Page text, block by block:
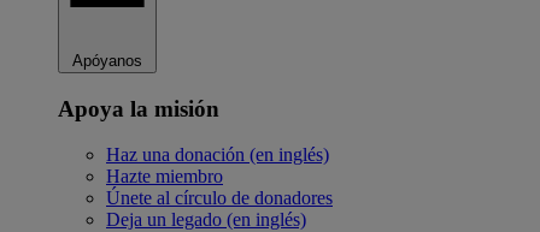
Apóyanos
Apoya la misión
Haz una donación (en inglés)
Hazte miembro
Únete al círculo de donadores
Deja un legado (en inglés)